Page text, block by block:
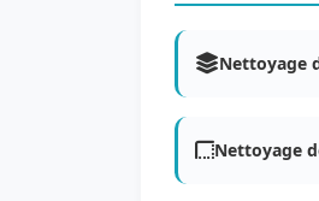
Nettoyage
Nettoyage